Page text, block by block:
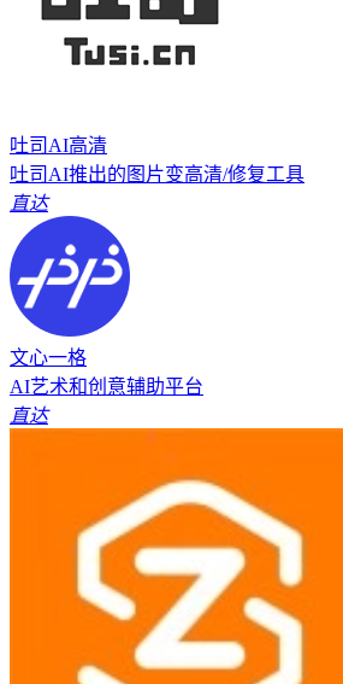
吐司AI高清
吐司AI推出的图片变高清/修复工具
直达
文心一格
AI艺术和创意辅助平台
直达